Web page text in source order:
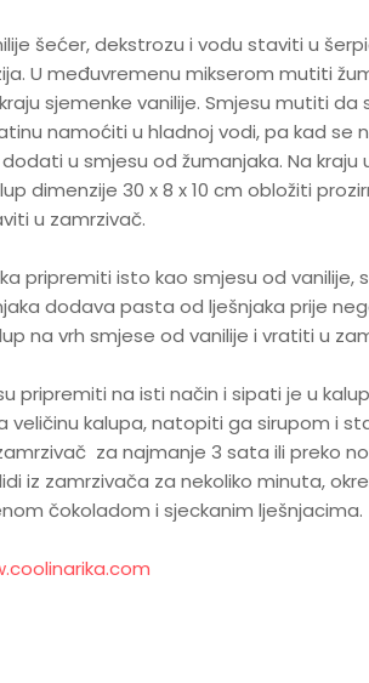
šećer, dekstrozu i vodu staviti u
U međuvremenu mikserom mutiti
sjemenke vanilije. Smjesu mutiti da
namoćiti u hladnoj vodi, pa kad se
u smjesu od žumanjaka. Na kraju
dimenzije 30 x 8 x 10 cm obložiti
u zamrzivač.
pripremiti isto kao smjesu od vanilije,
dodava pasta od lješnjaka prije
na vrh smjese od vanilije i vratiti u
pripremiti na isti način i sipati je u
veličinu kalupa, natopiti ga sirupom i
za najmanje 3 sata ili preko
iz zamrzivača za nekoliko minuta,
čokoladom i sjeckanim lješnjacima.